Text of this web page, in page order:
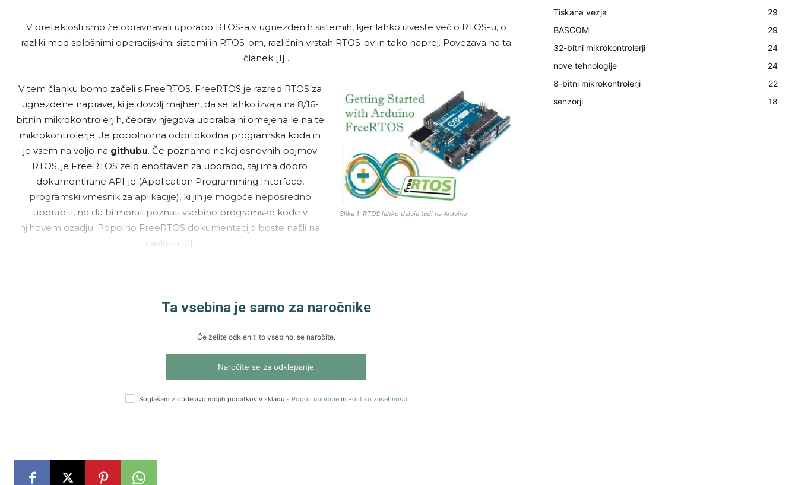
V preteklosti smo že obravnavali uporabo RTOS-a v ugnezdenih sistemih, kjer lahko izveste več o RTOS-u, o
razliki med splošnimi operacijskimi sistemi in RTOS-om, različnih vrstah RTOS-ov in tako naprej. Povezava na ta
članek [1] .
Slika 1: RTOS lahko deluje tudi na Arduinu
V tem članku bomo začeli s FreeRTOS. FreeRTOS je razred RTOS za
ugnezdene naprave, ki je dovolj majhen, da se lahko izvaja na 8/16-
bitnih mikrokontrolerjih, čeprav njegova uporaba ni omejena le na te
mikrokontrolerje. Je popolnoma odprtokodna programska koda in
je vsem na voljo na githubu. Če poznamo nekaj osnovnih pojmov
RTOS, je FreeRTOS zelo enostaven za uporabo, saj ima dobro
dokumentirane API-je (Application Programming Interface,
programski vmesnik za aplikacije), ki jih je mogoče neposredno
uporabiti, ne da bi morali poznati vsebino programske kode v
njihovem ozadju. Popolno FreeRTOS dokumentacijo boste našli na
naslovu [2].
Ta vsebina je samo za naročnike
Če želite odkleniti to vsebino, se naročite.
Naročite se za odklepanje
Soglašam z obdelavo mojih podatkov v skladu s Pogoji uporabein Politiko zasebnosti
Tiskana vezja
29
BASCOM
29
32-bitni mikrokontrolerji
24
nove tehnologije
24
8-bitni mikrokontrolerji
22
senzorji
18